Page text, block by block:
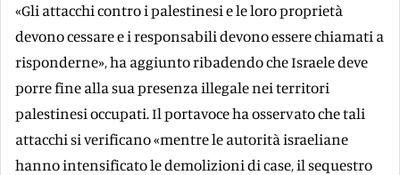
«Gli attacchi contro i palestinesi e le loro proprietà
devono cessare e i responsabili devono essere chiamati a
risponderne», ha aggiunto ribadendo che Israele deve
porre fine alla sua presenza illegale nei territori
palestinesi occupati. Il portavoce ha osservato che tali
attacchi si verificano «mentre le autorità israeliane
hanno intensificato le demolizioni di case, il sequestro